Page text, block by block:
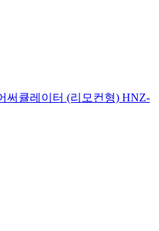
써큘레이터 (리모컨형) HNZ-